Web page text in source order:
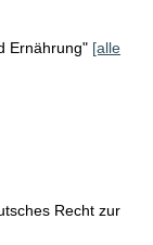
Ernährung" [alle
Recht zur